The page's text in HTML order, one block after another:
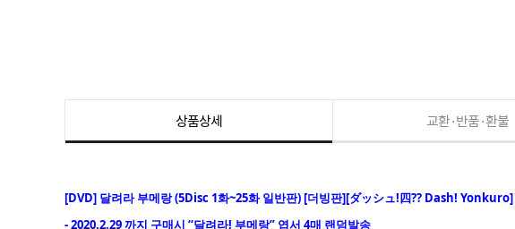
상품상세 교환·반품·환불
[DVD] 달려라 부메랑 (5Disc 1화~25화 일반판) [더빙판][ダッシュ!四?? Dash! Yonkuro]
- 2020.2.29 까지 구매시 “달려라! 부메랑” 엽서 4매 랜덤발송